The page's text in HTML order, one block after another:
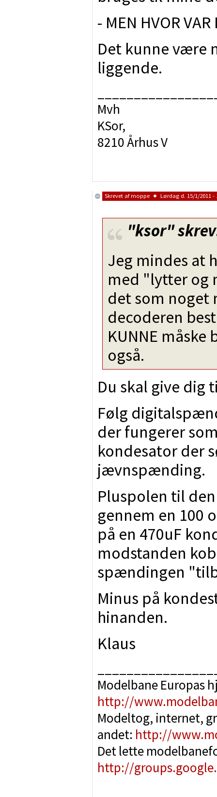
- MEN HVOR
Det kunne være
liggende.
Mvh
KSor,
8210 Århus V
Skrevet afmoppe Lørdag d. 15/1/2011 -
"ksor"
Jeg mindes at
med "lytter og
det som
decoderen
KUNNE
også.
Du skal give dig
Følg
der fungerer
kondesator der
jævnspænding.
Pluspolen til
gennem en 100
på en 470uF
modstanden
spændingen
Minus på
hinanden.
Klaus
Modelbane Europas
http://
Modeltog, internet,
andet: http://
Det lette
http://